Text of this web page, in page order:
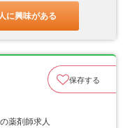
に興味がある
保存する
薬剤師求人